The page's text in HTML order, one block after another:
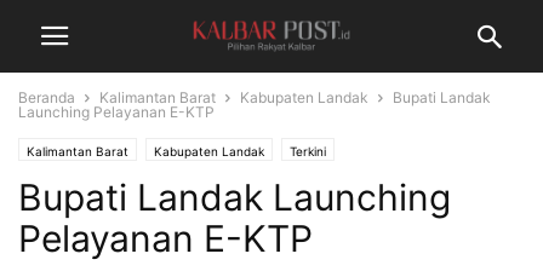
Beranda Kalimantan Barat Kabupaten Landak
Bupati Landak
Launching Pelayanan E-KTP
Kalimantan Barat Kabupaten Landak Terkini
Bupati Landak Launching
Pelayanan E-KTP